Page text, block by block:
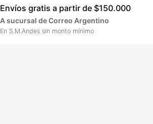
Envíos gratis a partir de $150.000
A sucursal de Correo Argentino
En S.M.Andes sin monto mínimo